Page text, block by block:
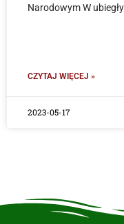
Narodowym W
CZYTAJ WIĘCEJ »
2023-05-17